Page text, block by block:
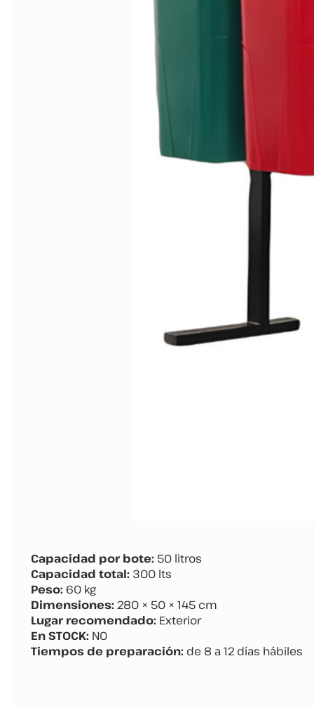
Capacidad por bote: 50 litros
Capacidad total: 300 lts
Peso: 60 kg
Dimensiones: 280 × 50 × 145 cm
Lugar recomendado: Exterior
En STOCK: NO
Tiempos de preparación: de 8 a 12 días hábiles